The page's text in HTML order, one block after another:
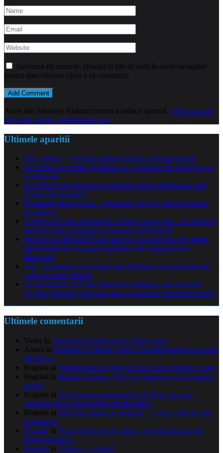
Salvează-mi numele, emailul și site-ul web în acest navigator
pentru data viitoare când o să comentez.
Acest site folosește Akismet pentru a reduce spamul. Află cum sunt
procesate datele comentariilor tale
Ultimele aparitii
Parc Astérix – aventura perfectă pentru întreaga familie
Ce trebuie să urmărești înainte de a cumpăra un aparat de aer
condiționat
Ce exerciții accelerează recuperarea după implantarea unei
proteze de genunchi
Iluminatul pentru scari – siguranta si design modern pentru
locuinta ta
Curățenia în hale industriale și spații comerciale – un element
esențial pentru siguranță și imagine profesională
Dincolo de diplomă: Rolul strategic al pachetelor de sprijin
săptămânale în succesul cursanților din regiunea Sud-
Muntenia
Top 7 gadgeturi și accesorii care definesc noua generație de
cadouri pentru bărbați
Ce presupune un Smile Makeover digital și cum reușește
D’Alba Dentistry din Alba Iulia să planifice zâmbetul perfect
Ultimele comentarii
Vasea la Angajari de baieti pentru filme porno
Andra la Patronul Facebook, prins ca se uita languros la iubita
lui Bezos
Bogdan la Parlamentul din Peru declară război fustelor scurte
Bogdan la Parchet laminat: Cum faci alegerea corectă pentru
acasă?
Bogdan la Secretul unui antreprenor de 25 de ani care
schimbă piața construcțiilor din România
Bogdan la Părul tău spune povestea ta – ce faci când începe
să dispară?
Bogdan la Patronul Facebook, prins ca se uita languros la
iubita lui Bezos
Bogdan la Ciolacu s-a tatuat!